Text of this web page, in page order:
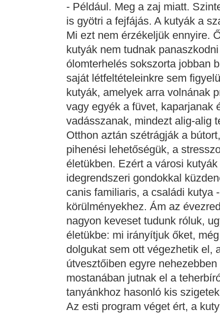
- Például. Meg a zaj miatt.
is gyötri a fejfájás. A kutyák a
Mi ezt nem érzékeljük ennyire.
kutyák nem tudnak
ólomterhelés sokszorta jobban
saját létfeltételeinkre sem
kutyák, amelyek arra volnának
vagy egyék a füvet, kaparjanak
vadásszanak, mindezt alig-alig
Otthon aztán szétrágják a
pihenési lehetőségük, a
életükben. Ezért a városi
idegrendszeri gondokkal
canis familiaris, a családi kutya
körülményekhez. Ám az
nagyon keveset tudunk róluk,
életükbe: mi irányítjuk őket,
dolgukat sem ott végezhetik el,
útvesztőiben egyre
mostanában jutnak el a
tanyánkhoz hasonló kis
Az esti program véget ért, a